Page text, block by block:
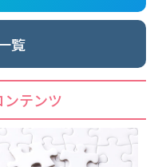
覧
テンツ